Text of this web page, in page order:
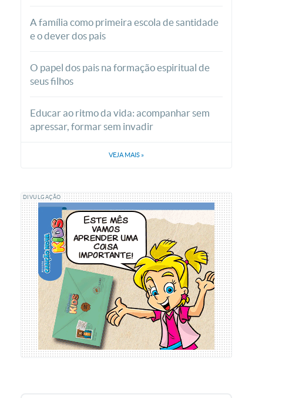
A família como primeira escola de santidade
e o dever dos pais
O papel dos pais na formação espiritual de
seus filhos
Educar ao ritmo da vida: acompanhar sem
apressar, formar sem invadir
VEJA MAIS »
DIVULGAÇÃO